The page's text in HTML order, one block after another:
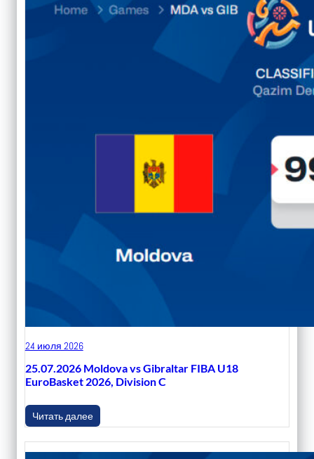
24 июля 2026
25.07.2026 Moldova vs Gibraltar FIBA U18
EuroBasket 2026, Division C
Читать далее